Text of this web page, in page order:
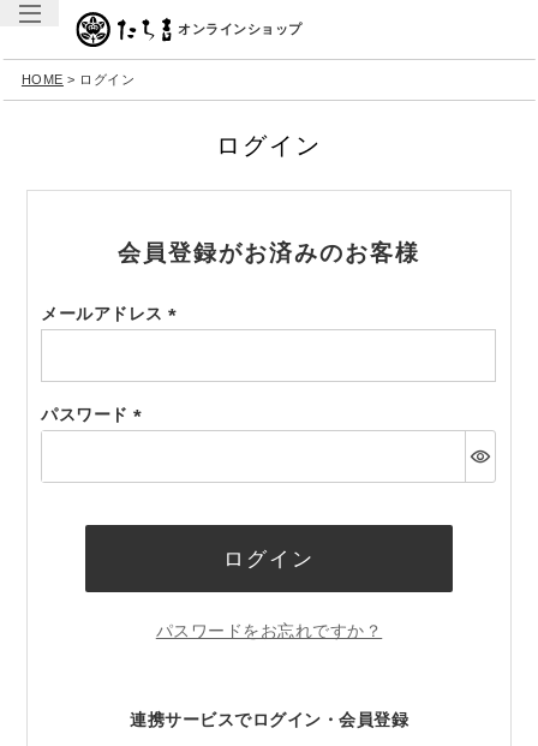
オンラインショップ
HOME ログイン
ログイン
会員登録がお済みのお客様
メールアドレス
須)
パスワード
須)
ログイン
パスワードをお忘れですか？
連携サービスでログイン・会員登録